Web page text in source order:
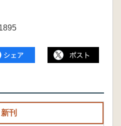
新刊